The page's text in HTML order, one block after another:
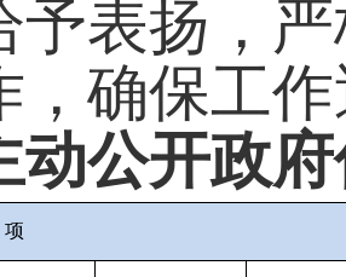
予表扬，
，确保工
动公开政
项